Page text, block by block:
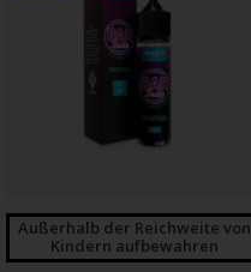
Außerhalb der Reichweite von
Kindern aufbewahren